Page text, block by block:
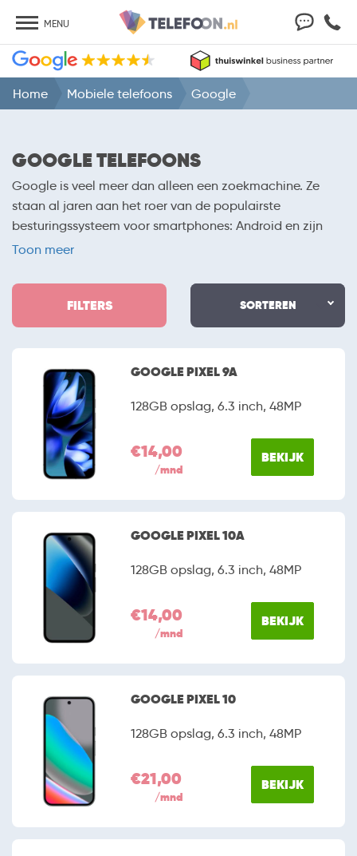
MENU
Home Mobiele telefoons Google
GOOGLE TELEFOONS
Google is veel meer dan alleen een zoekmachine. Ze
staan al jaren aan het roer van de populairste
besturingssysteem voor smartphones: Android en zijn
tegenwoordig ook fabrikant van hun eigen smartphone,
10alweer bij de 10e generatie aangekomen en is de
Amerikaanse fabrikant een ware concurrent van Apple
en Samsung.
Toon meer
SORTEREN
FILTERS
GOOGLE PIXEL 9A
128GB opslag, 6.3 inch, 48MP
€14,00
/mnd
BEKIJK
GOOGLE PIXEL 10A
128GB opslag, 6.3 inch, 48MP
€14,00
/mnd
BEKIJK
GOOGLE PIXEL 10
128GB opslag, 6.3 inch, 48MP
€21,00
/mnd
BEKIJK